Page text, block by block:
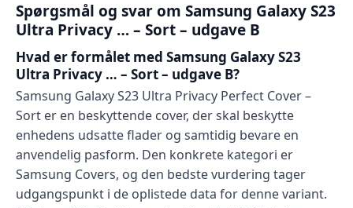
Spørgsmål og svar om Samsung Galaxy S23
Ultra Privacy … – Sort – udgave B
Hvad er formålet med Samsung Galaxy S23
Ultra Privacy … – Sort – udgave B?
Samsung Galaxy S23 Ultra Privacy Perfect Cover –
Sort er en beskyttende cover, der skal beskytte
enhedens udsatte flader og samtidig bevare en
anvendelig pasform. Den konkrete kategori er
Samsung Covers, og den bedste vurdering tager
udgangspunkt i de oplistede data for denne variant.